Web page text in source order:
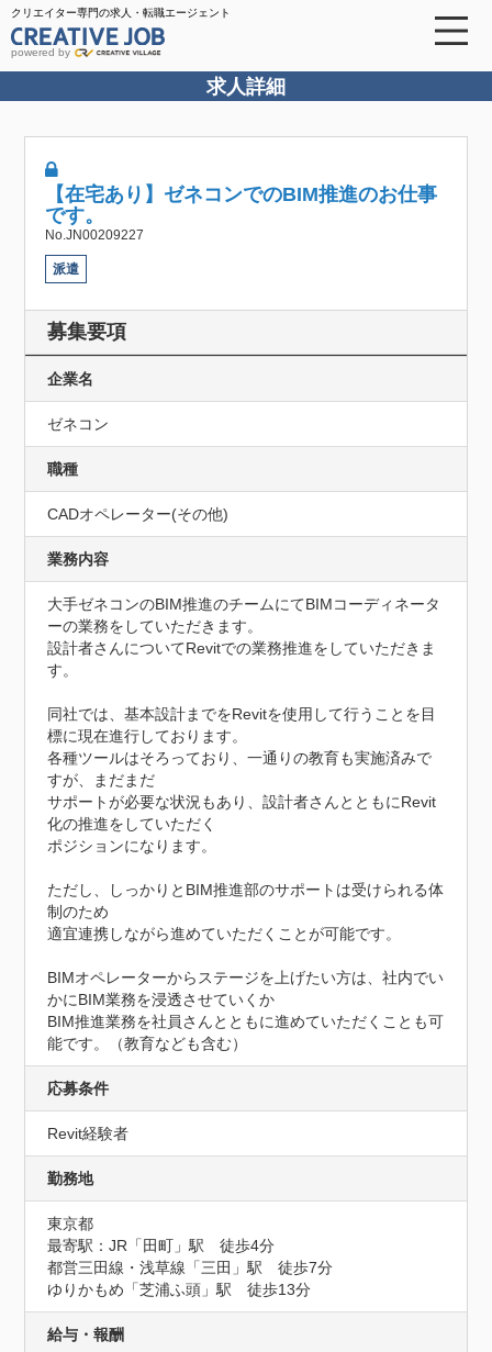
クリエイター専門の求人・転職エージェント
powered by
求人詳細
【在宅あり】ゼネコンでのBIM推進のお仕事
です。
No.JN00209227
派遣
募集要項
企業名
ゼネコン
職種
CADオペレーター(その他)
業務内容
大手ゼネコンのBIM推進のチームにてBIMコーディネータ
ーの業務をしていただきます。
設計者さんについてRevitでの業務推進をしていただきま
す。
同社では、基本設計までをRevitを使用して行うことを目
標に現在進行しております。
各種ツールはそろっており、一通りの教育も実施済みで
すが、まだまだ
サポートが必要な状況もあり、設計者さんとともにRevit
化の推進をしていただく
ポジションになります。
ただし、しっかりとBIM推進部のサポートは受けられる体
制のため
適宜連携しながら進めていただくことが可能です。
BIMオペレーターからステージを上げたい方は、社内でい
かにBIM業務を浸透させていくか
BIM推進業務を社員さんとともに進めていただくことも可
能です。（教育なども含む）
応募条件
Revit経験者
勤務地
東京都
最寄駅：JR「田町」駅　徒歩4分
都営三田線・浅草線「三田」駅　徒歩7分
ゆりかもめ「芝浦ふ頭」駅　徒歩13分
給与・報酬